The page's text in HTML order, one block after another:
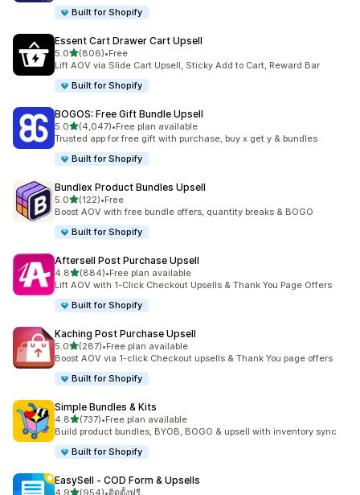
Built for Shopify
Essent Cart Drawer Cart Upsell
5.0เต็ม 5 ดาว
(806)
ทั้งหมด 806 รีวิว
•Free
Lift AOV via Slide Cart Upsell, Sticky Add to Cart, Reward Bar
Built for Shopify
BOGOS: Free Gift Bundle Upsell
5.0เต็ม 5 ดาว
(4,047)
ทั้งหมด 4047 รีวิว
•Free plan available
Trusted app for free gift with purchase, buy x get y & bundles
Built for Shopify
Bundlex Product Bundles Upsell
5.0เต็ม 5 ดาว
(122)
ทั้งหมด 122 รีวิว
•Free
Boost AOV with free bundle offers, quantity breaks & BOGO
Built for Shopify
Aftersell Post Purchase Upsell
4.8เต็ม 5 ดาว
(884)
ทั้งหมด 884 รีวิว
•Free plan available
Lift AOV with 1-Click Checkout Upsells & Thank You Page Offers
Built for Shopify
Kaching Post Purchase Upsell
5.0เต็ม 5 ดาว
(287)
ทั้งหมด 287 รีวิว
•Free plan available
Boost AOV via 1-click Checkout upsells & Thank You page offers
Built for Shopify
Simple Bundles & Kits
4.8เต็ม 5 ดาว
(737)
ทั้งหมด 737 รีวิว
•Free plan available
Build product bundles, BYOB, BOGO & upsell with inventory sync
Built for Shopify
EasySell ‑ COD Form & Upsells
4.9เต็ม 5 ดาว
(954)•ติดตั้งฟรี